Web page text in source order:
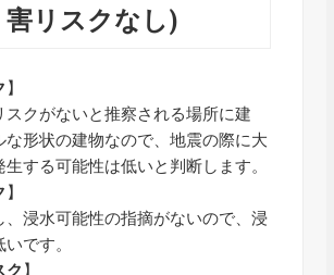
害リスクなし)
】
スクがないと推察される場所に建
な形状の建物なので、地震の際に大
生する可能性は低いと判断します。
】
、浸水可能性の指摘がないので、浸
です。
ク 】